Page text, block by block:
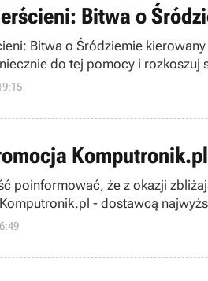
Bitwa o
Bitwa o Śródziemie
do tej pomocy i rozkoszuj
Komputronik.pl
poinformować, że z okazji
- dostawcą